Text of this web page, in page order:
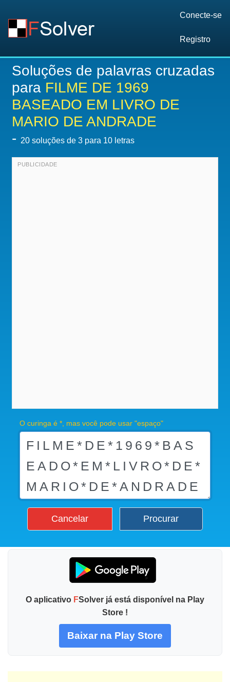
Conecte-se
Registro
Soluções de palavras cruzadas
para FILME DE 1969
BASEADO EM LIVRO DE
MARIO DE ANDRADE
- 20 soluções de 3 para 10 letras
O curinga é *, mas você pode usar "espaço"
Cancelar Procurar
O aplicativo FSolver já está disponível na Play
Store !
Baixar na Play Store